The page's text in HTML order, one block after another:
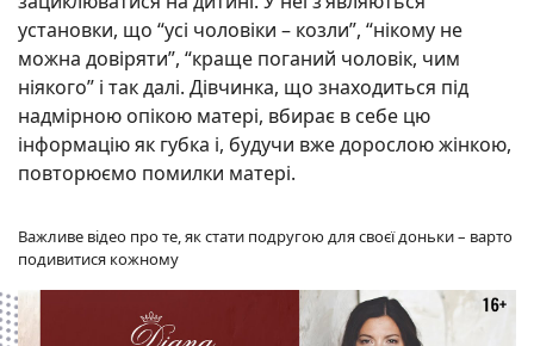
установки, що “усі чоловіки – козли”, “нікому не
можна довіряти”, “краще поганий чоловік, чим
ніякого” і так далі. Дівчинка, що знаходиться під
надмірною опікою матері, вбирає в себе цю
інформацію як губка і, будучи вже дорослою жінкою,
повторюємо помилки матері.
Важливе відео про те, як стати подругою для своєї доньки – варто
подивитися кожному